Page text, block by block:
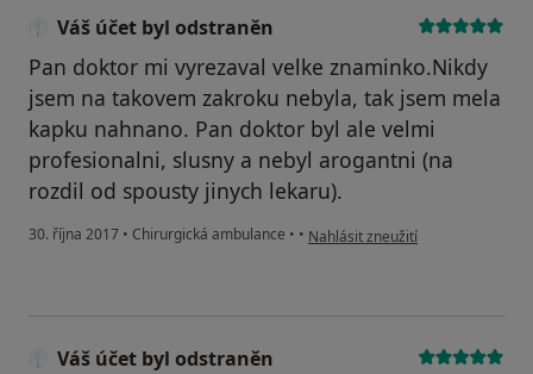
Váš účet byl odstraněn
Pan doktor mi vyrezaval velke znaminko.Nikdy
jsem na takovem zakroku nebyla, tak jsem mela
kapku nahnano. Pan doktor byl ale velmi
profesionalni, slusny a nebyl arogantni (na
rozdil od spousty jinych lekaru).
30. října 2017 • Chirurgická ambulance • • podle názoru uživatele Váš účet
Nahlásit zneužití
Váš účet byl odstraněn